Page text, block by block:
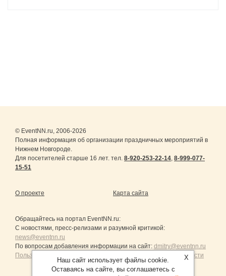
© EventNN.ru, 2006-2026
Полная информация об организации праздничных мероприятий в
Нижнем Новгороде.
Для посетителей старше 16 лет. тел. 8-920-253-22-14, 8-999-077-
15-51
О проекте Карта сайта
Обращайтесь на портал EventNN.ru:
С новостями, пресс-релизами и разумной критикой:
news@eventnn.ru
По вопросам добавления информации на сайт: dmitry@eventnn.ru
Пользовательское Соглашение и политика конфиденциальности
X
Наш сайт использует файлы cookie.
Оставаясь на сайте, вы соглашаетесь с